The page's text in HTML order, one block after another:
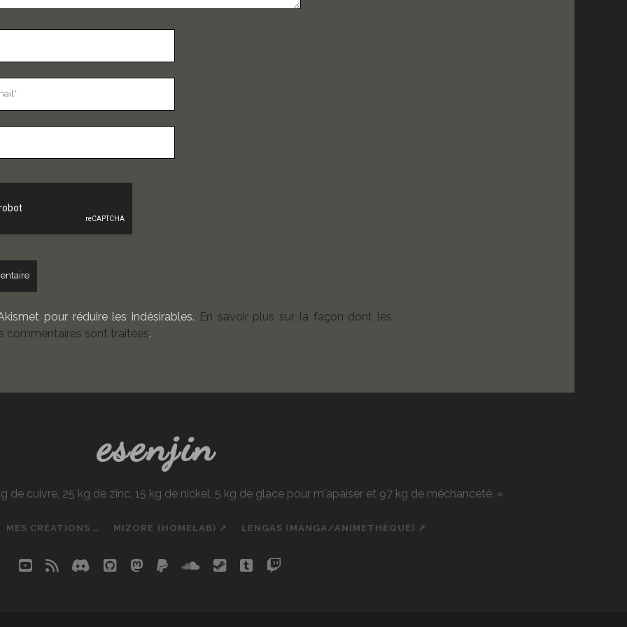
pour réduire les indésirables. En savoir plus sur la façon dont les
commentaires sont traitées.
esenjin
cuivre, 25 kg de zinc, 15 kg de nickel, 5 kg de glace pour m'apaiser et 97 kg de méchanceté. »
MES CRÉATIONS … MIZORE (HOMELAB) ↗ LENGAS (MANGA/ANIMETHÈQUE) ↗
youtube
rss discord
githubmastodon
paypalsoundcloud
steamtumblrtwitch